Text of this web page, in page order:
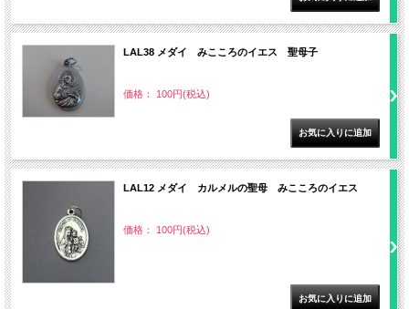
LAL38 メダイ みこころのイエス 聖母子
価格： 100円(税込)
LAL12 メダイ カルメルの聖母 みこころのイエス
価格： 100円(税込)